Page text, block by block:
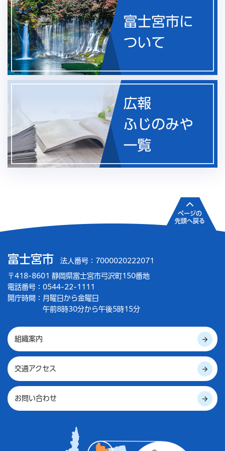
富士宮市 法人番号：7000020222071
〒418-8601 静岡県富士宮市弓沢町150番地
電話番号：0544-22-1111
開庁時間： 月曜日から金曜日
午前8時30分から午後5時15分
組織案内
交通アクセス
お問い合わせ
ページの
先頭へ戻る